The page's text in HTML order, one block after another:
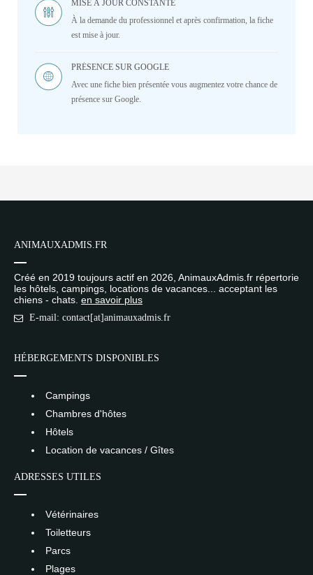
MISE À JOUR CONSTANTE
À la demande du professionnel et après confirmation, la fiche
est mise à jour.
PRÉSENCE SUR GOOGLE
Avec une fiche bien présentée vous augmentez votre chance de
présence sur Google.
ANIMAUXADMIS.FR
Créé en 2019 toujours actif en 2026, AnimauxAdmis.fr répertorie
les hôtels, campings, locations de vacances... acceptant les
chiens - chats. en savoir plus
E-mail: contact[at]animauxadmis.fr
HÉBERGEMENTS DISPONIBLES
Campings
Chambres d'hôtes
Hôtels
Location de vacances / Gîtes
ADRESSES UTILES
Vétérinaires
Toiletteurs
Parcs
Plages